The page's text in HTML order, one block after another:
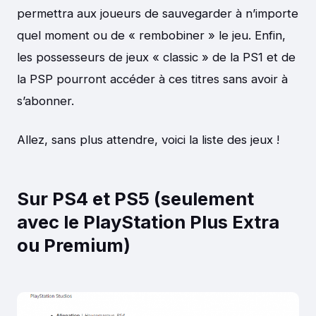
permettra aux joueurs de sauvegarder à n’importe
quel moment ou de « rembobiner » le jeu. Enfin,
les possesseurs de jeux « classic » de la PS1 et de
la PSP pourront accéder à ces titres sans avoir à
s’abonner.
Allez, sans plus attendre, voici la liste des jeux !
Sur PS4 et PS5 (seulement
avec le PlayStation Plus Extra
ou Premium)